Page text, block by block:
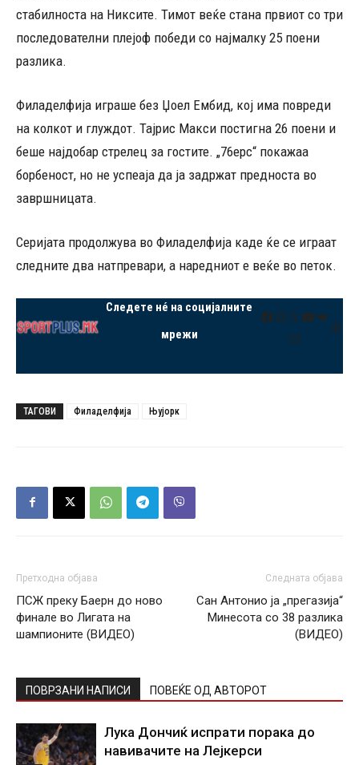
стабилноста на Никсите. Тимот веќе стана првиот со три
последователни плејоф победи со најмалку 25 поени
разлика.
Филаделфија играше без Џоел Ембид, кој има повреди
на колкот и глуждот. Тајрис Макси постигна 26 поени и
беше најдобар стрелец за гостите. „76ерс“ покажаа
борбеност, но не успеаја да ја задржат предноста во
завршницата.
Серијата продолжува во Филаделфија каде ќе се играат
следните два натпревари, а наредниот е веќе во петок.
Следете нé на социјалните
мрежи
Facebook
Instagram
X YouTube
VK
Mail
ТАГОВИ Филаделфија Њујорк
Претходна објава
ПСЖ преку Баерн до ново
финале во Лигата на
шампионите (ВИДЕО)
Следната објава
Сан Антонио ја „прегазија“
Минесота со 38 разлика
(ВИДЕО)
ПОВРЗАНИ НАПИСИ ПОВЕЌЕ ОД АВТОРОТ
Лука Дончиќ испрати порака до
навивачите на Лејкерси